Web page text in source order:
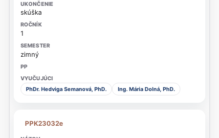
skúška
1
zimný
PhDr. Hedviga Semanová, PhD. Ing. Mária Dolná, PhD.
PPK23032e